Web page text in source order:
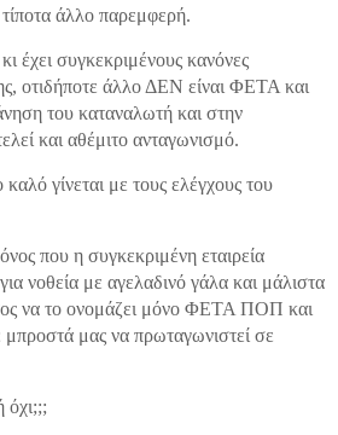
άλλο παρεμφερή.
συγκεκριμένους κανόνες
οτιδήποτε άλλο ΔΕΝ είναι ΦΕΤΑ και
του καταναλωτή και στην
και αθέμιτο ανταγωνισμό.
γίνεται με τους ελέγχους του
που η συγκεκριμένη εταιρεία
νοθεία με αγελαδινό γάλα και μάλιστα
να το ονομάζει μόνο ΦΕΤΑ ΠΟΠ και
μας να πρωταγωνιστεί σε
όχι;;;